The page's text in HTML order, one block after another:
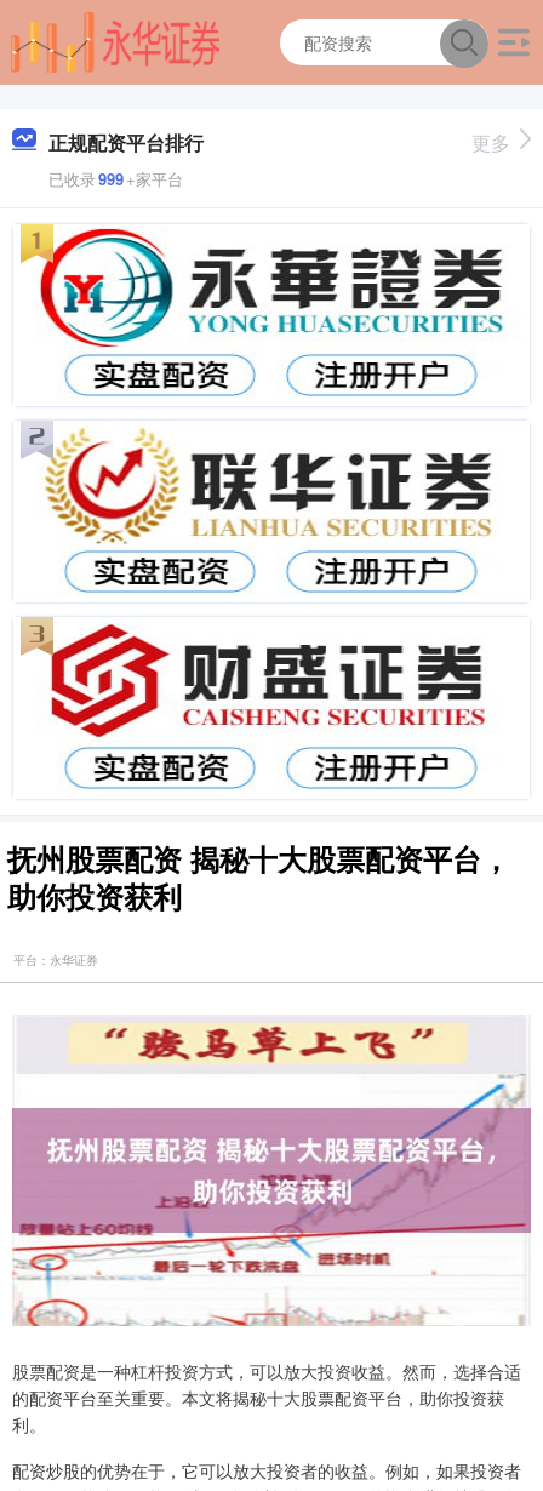
正规配资平台排行
已收录999+家平台
更多
抚州股票配资 揭秘十大股票配资平台，
助你投资获利
平台：永华证券
股票配资是一种杠杆投资方式，可以放大投资收益。然而，选择合适
的配资平台至关重要。本文将揭秘十大股票配资平台，助你投资获
利。
配资炒股的优势在于，它可以放大投资者的收益。例如，如果投资者